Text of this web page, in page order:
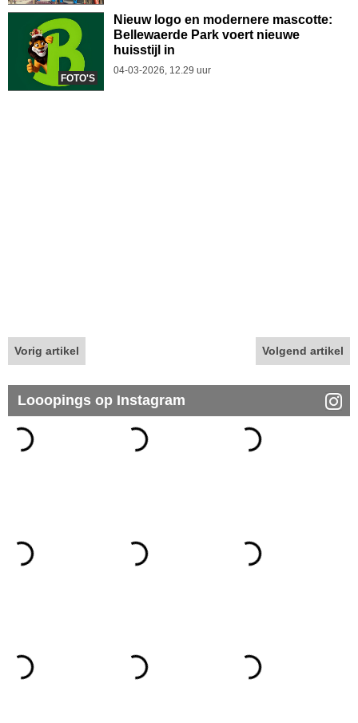
FOTO'S
Nieuw logo en modernere mascotte:
Bellewaerde Park voert nieuwe
huisstijl in
04-03-2026, 12.29 uur
Vorig artikel Volgend artikel
Looopings op Instagram